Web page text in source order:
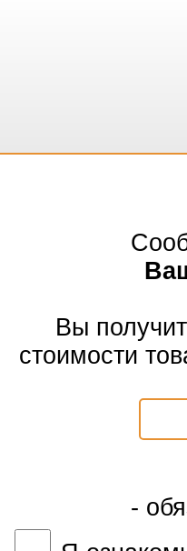
Вы
стоимости
-